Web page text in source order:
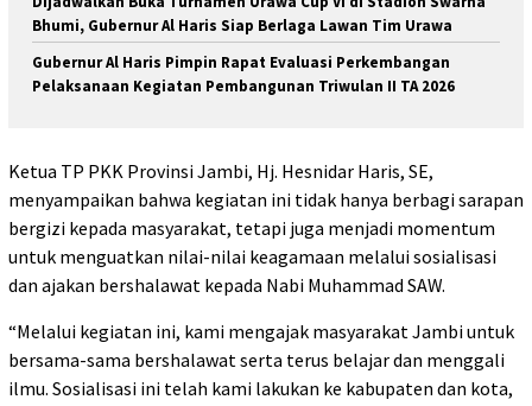
Bhumi, Gubernur Al Haris Siap Berlaga Lawan Tim Urawa
Gubernur Al Haris Pimpin Rapat Evaluasi Perkembangan
Pelaksanaan Kegiatan Pembangunan Triwulan II TA 2026
Ketua TP PKK Provinsi Jambi, Hj. Hesnidar Haris, SE,
menyampaikan bahwa kegiatan ini tidak hanya berbagi sarapan
bergizi kepada masyarakat, tetapi juga menjadi momentum
untuk menguatkan nilai-nilai keagamaan melalui sosialisasi
dan ajakan bershalawat kepada Nabi Muhammad SAW.
“Melalui kegiatan ini, kami mengajak masyarakat Jambi untuk
bersama-sama bershalawat serta terus belajar dan menggali
ilmu. Sosialisasi ini telah kami lakukan ke kabupaten dan kota,